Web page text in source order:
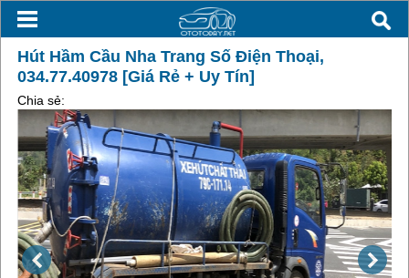
Hút Hầm Cầu Nha Trang Số Điện Thoại,
034.77.40978 [Giá Rẻ + Uy Tín]
Chia sẻ: